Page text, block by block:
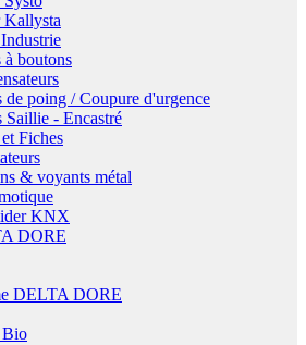
Kallysta
à boutons
de poing / Coupure d'urgence
Saillie - Encastré
Fiches
& voyants métal
KNX
DORE
DELTA DORE
Bio